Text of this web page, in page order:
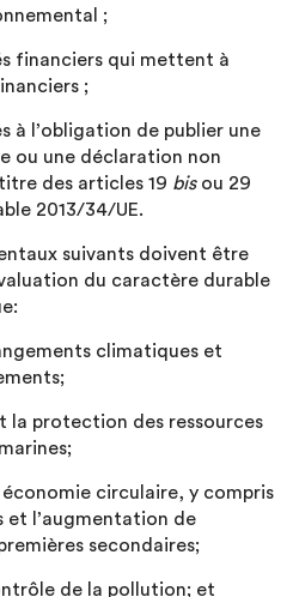
;
financiers qui mettent à
;
à l’obligation de publier une
ou une déclaration non
des articles 19 bisou 29
2013/34/UE.
suivants doivent être
du caractère durable
climatiques et
protection des ressources
circulaire, y compris
et l’augmentation de
secondaires;
de la pollution; et